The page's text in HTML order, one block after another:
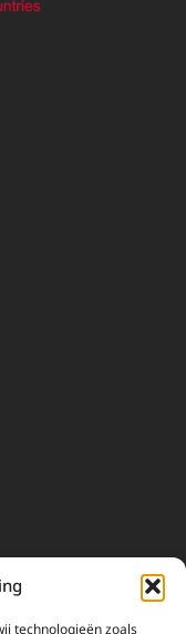
technologieën zoals